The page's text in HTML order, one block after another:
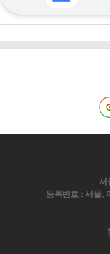
서
등록번호 : 서울,